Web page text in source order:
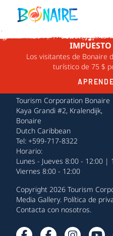
IR AL CONTENIDO
Los visitantes de Bonaire
turístico de 75 $
Tourism Corporation Bonaire
Kaya Grandi #2, Kralendijk,
Bonaire
Dutch Caribbean
Tel: +599-717-8322
Horario:
Lunes - Jueves 8:00 - 12:00 |
Viernes 8:00 - 12:00
Copyright 2026 Tourism
Media Gallery. Política de
Contacta con nosotros.